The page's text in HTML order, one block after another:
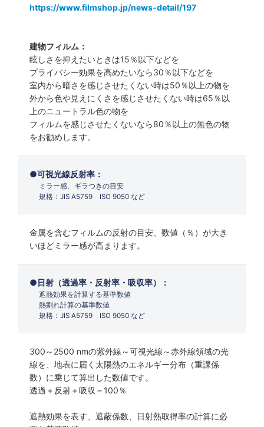
https://www.filmshop.jp/news-detail/197
建物フィルム：
眩しさを抑えたいときは15％以下などを
プライバシー効果を高めたいなら30％以下などを
室内から暗さを感じさせたくない時は50％以上の物を
外から色や見えにくさを感じさせたくない時は65％以
上のニュートラル色の物を
フィルムを感じさせたくないなら80％以上の無色の物
をお勧めします。
可視光線反射率：
ミラー感、ギラつきの目安
規格：JIS A5759 ISO 9050 など
金属を含むフィルムの反射の目安、数値（％）が大き
いほどミラー感が高まります。
日射（透過率・反射率・吸収率）：
遮熱効果を計算する基準数値
熱割れ計算の基準数値
規格：JIS A5759 ISO 9050 など
300～2500 nmの紫外線～可視光線～赤外線領域の光
線を、地表に届く太陽熱のエネルギー分布（重課係
数）に乗じて算出した数値です。
透過＋反射＋吸収＝100％
遮熱効果を表す、遮蔽係数、日射熱取得率の計算に必